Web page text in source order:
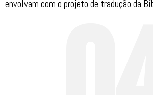
envolvam com o projeto de tradução da